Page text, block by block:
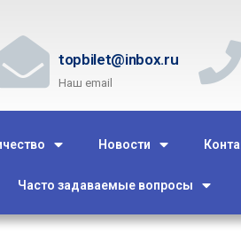
topbilet@inbox.ru
Наш email
Новости
Часто задаваемые вопросы